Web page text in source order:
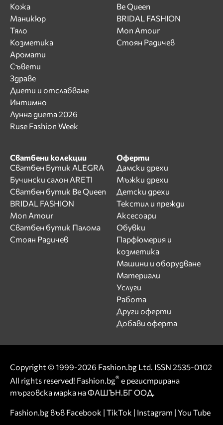
Кожа
Маникюр
Тяло
Козметика
Аромати
Съвети
Здраве
Диети и отслабване
Интимно
Лунна диета 2026
Ruse Fashion Week
Be Queen
BRIDAL FASHION
Mon Amour
Стоян Радичев
Сватбени колекции
Сватбен Бутик ALEGRA
Бучински салон ARETI
Сватбен бутик Be Queen
BRIDAL FASHION
Mon Amour
Сватбен бутик Палома
Стоян Радичев
Оферти
Дамски дрехи
Мъжки дрехи
Детски дрехи
Текстил и прежди
Аксесоари
Обувки
Парфюмерия и
козметика
Машини и оборудване
Материали
Услуги
Работа
Други оферти
Добави оферта
Copyright © 1999-2026 Fashion.bg Ltd. ISSN 2535-0102
All rights reserved! Fashion.bg® е регистрирана
търговска марка на ФАШЪН.БГ ООД.
Fashion.bg във Facebook | TikTok | Instagram | You Tube